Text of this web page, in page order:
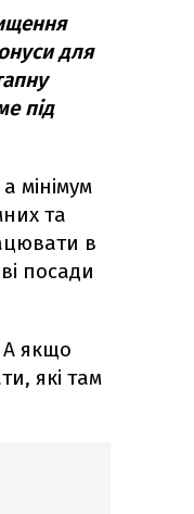
для
під
мінімум
та
в
посади
А якщо
які там